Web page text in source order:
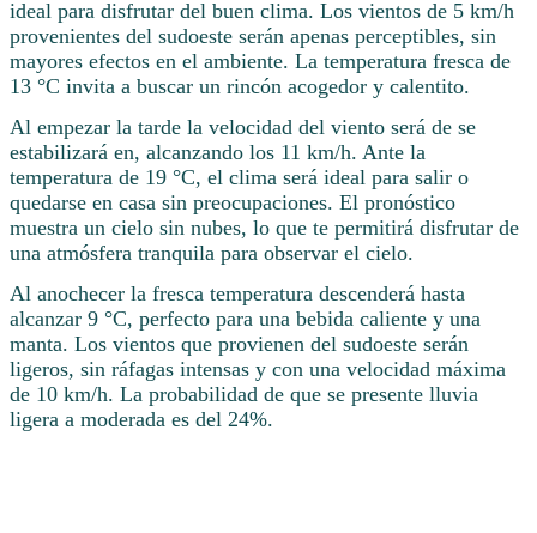
ideal para disfrutar del buen clima. Los vientos de 5 km/h
provenientes del sudoeste serán apenas perceptibles, sin
mayores efectos en el ambiente. La temperatura fresca de
13 °C invita a buscar un rincón acogedor y calentito.
Al empezar la tarde la velocidad del viento será de se
estabilizará en, alcanzando los 11 km/h. Ante la
temperatura de 19 °C, el clima será ideal para salir o
quedarse en casa sin preocupaciones. El pronóstico
muestra un cielo sin nubes, lo que te permitirá disfrutar de
una atmósfera tranquila para observar el cielo.
Al anochecer la fresca temperatura descenderá hasta
alcanzar 9 °C, perfecto para una bebida caliente y una
manta. Los vientos que provienen del sudoeste serán
ligeros, sin ráfagas intensas y con una velocidad máxima
de 10 km/h. La probabilidad de que se presente lluvia
ligera a moderada es del 24%.